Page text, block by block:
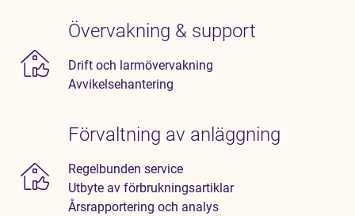
Övervakning & support
Drift och larmövervakning
Avvikelsehantering
Förvaltning av anläggning
Regelbunden service
Utbyte av förbrukningsartiklar
Årsrapportering och analys